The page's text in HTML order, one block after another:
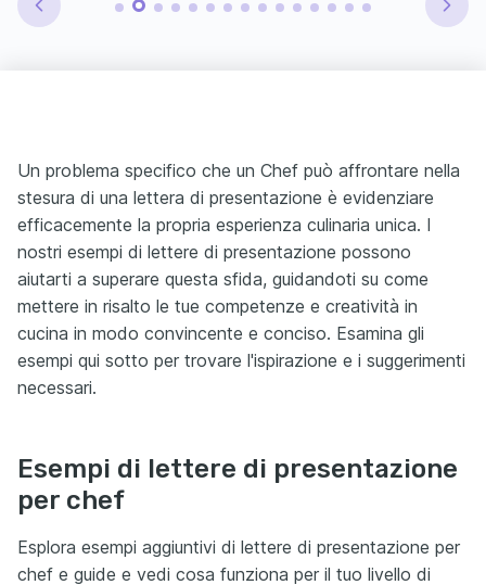
Un problema specifico che un Chef può affrontare nella
stesura di una lettera di presentazione è evidenziare
efficacemente la propria esperienza culinaria unica. I
nostri esempi di lettere di presentazione possono
aiutarti a superare questa sfida, guidandoti su come
mettere in risalto le tue competenze e creatività in
cucina in modo convincente e conciso. Esamina gli
esempi qui sotto per trovare l'ispirazione e i suggerimenti
necessari.
Esempi di lettere di presentazione
per chef
Esplora esempi aggiuntivi di lettere di presentazione per
chef e guide e vedi cosa funziona per il tuo livello di